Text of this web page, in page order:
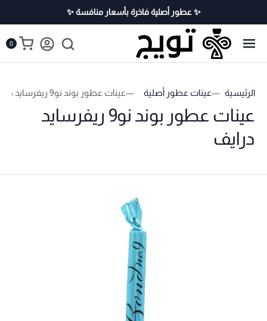
✨ عطور أصلية فاخرة بأسعار منافسة ✨
0
الرئيسية عينات عطور أصلية عينات عطور بوند نو9 ريفرسايد درايف
عينات عطور بوند نو9 ريفرسايد
درايف